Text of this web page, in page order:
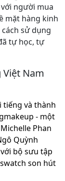
người mua
mặt hàng kinh
sử dụng
tự học, tự
Nam
tiếng và thành
- một
Phan
Quỳnh
bộ sưu tập
son hút